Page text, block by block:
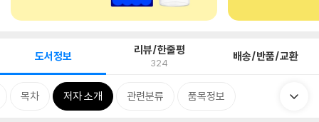
도서정보 리뷰/한줄평
324 배송/반품/교환
목차 저자 소개 관련분류 품목정보